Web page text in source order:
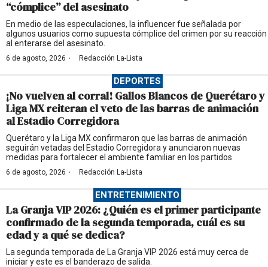
“cómplice” del asesinato
En medio de las especulaciones, la influencer fue señalada por
algunos usuarios como supuesta cómplice del crimen por su reacción
al enterarse del asesinato.
6 de agosto, 2026 · Redacción La-Lista
DEPORTES
¡No vuelven al corral! Gallos Blancos de Querétaro y
Liga MX reiteran el veto de las barras de animación
al Estadio Corregidora
Querétaro y la Liga MX confirmaron que las barras de animación
seguirán vetadas del Estadio Corregidora y anunciaron nuevas
medidas para fortalecer el ambiente familiar en los partidos
6 de agosto, 2026 · Redacción La-Lista
ENTRETENIMIENTO
La Granja VIP 2026: ¿Quién es el primer participante
confirmado de la segunda temporada, cuál es su
edad y a qué se dedica?
La segunda temporada de La Granja VIP 2026 está muy cerca de
iniciar y este es el banderazo de salida.